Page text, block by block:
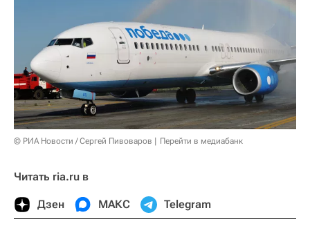
© РИА Новости / Сергей Пивоваров Перейти в медиабанк
Читать ria.ru в
Дзен МАКС Telegram